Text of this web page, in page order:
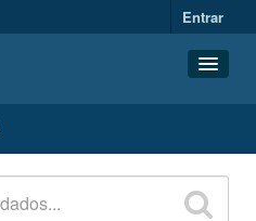
Entrar